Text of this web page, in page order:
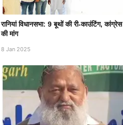
रानियां विधानसभा: 9 बूथों की री-काउंटिंग, कांग्रेस
की मांग
8 Jan 2025